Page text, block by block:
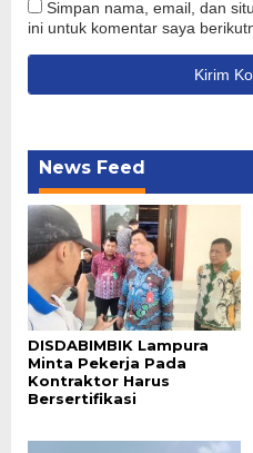
Simpan nama, email, dan
ini untuk komentar saya
News Feed
DISDABIMBIK Lampura
Minta Pekerja Pada
Kontraktor Harus
Bersertifikasi